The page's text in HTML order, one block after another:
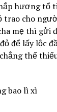
hương tổ
trao cho
mẹ thì gửi
để lấy lộc
thể
bao lì xì